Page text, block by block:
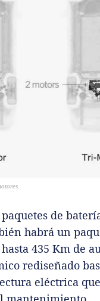
de
habrá un
435 Km de
rediseñado
eléctrica